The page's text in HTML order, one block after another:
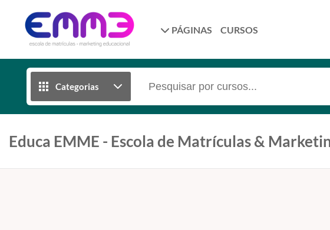
PÁGINAS CURSOS
Categorias
Educa EMME - Escola de Matrículas &